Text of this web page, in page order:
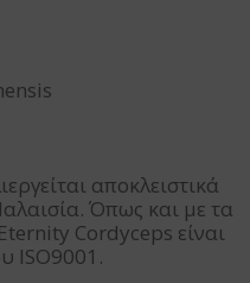
αποκλειστικά
Όπως και με τα
Cordyceps είναι
ISO9001.